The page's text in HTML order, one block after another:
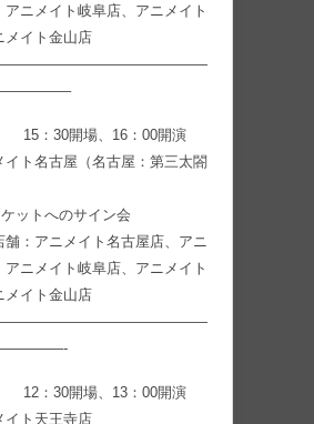
アニメイト岐阜店、アニメイト
メイト金山店
15：30開場、16：00開演
イト名古屋（名古屋：第三太閤
ットへのサイン会
：アニメイト名古屋店、アニ
アニメイト岐阜店、アニメイト
メイト金山店
12：30開場、13：00開演
イト天王寺店